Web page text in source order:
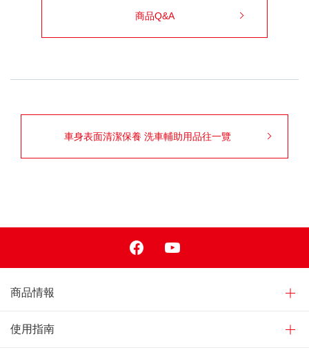
商品Q&A
車身表面清潔保養 洗車輔助用品往一覽
商品情報
使用指南